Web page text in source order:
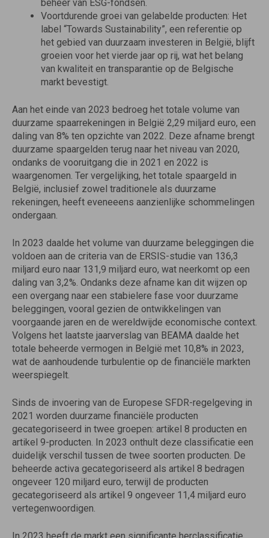
beheer van ESG-fondsen.
Voortdurende groei van gelabelde producten: Het
label “Towards Sustainability”, een referentie op
het gebied van duurzaam investeren in België, blijft
groeien voor het vierde jaar op rij, wat het belang
van kwaliteit en transparantie op de Belgische
markt bevestigt.
Aan het einde van 2023 bedroeg het totale volume van
duurzame spaarrekeningen in België 2,29 miljard euro, een
daling van 8% ten opzichte van 2022. Deze afname brengt
duurzame spaargelden terug naar het niveau van 2020,
ondanks de vooruitgang die in 2021 en 2022 is
waargenomen. Ter vergelijking, het totale spaargeld in
België, inclusief zowel traditionele als duurzame
rekeningen, heeft eveneeens aanzienlijke schommelingen
ondergaan.
In 2023 daalde het volume van duurzame beleggingen die
voldoen aan de criteria van de ERSIS-studie van 136,3
miljard euro naar 131,9 miljard euro, wat neerkomt op een
daling van 3,2%. Ondanks deze afname kan dit wijzen op
een overgang naar een stabielere fase voor duurzame
beleggingen, vooral gezien de ontwikkelingen van
voorgaande jaren en de wereldwijde economische context.
Volgens het laatste jaarverslag van BEAMA daalde het
totale beheerde vermogen in België met 10,8% in 2023,
wat de aanhoudende turbulentie op de financiële markten
weerspiegelt.
Sinds de invoering van de Europese SFDR-regelgeving in
2021 worden duurzame financiële producten
gecategoriseerd in twee groepen: artikel 8 producten en
artikel 9-producten. In 2023 onthult deze classificatie een
duidelijk verschil tussen de twee soorten producten. De
beheerde activa gecategoriseerd als artikel 8 bedragen
ongeveer 120 miljard euro, terwijl de producten
gecategoriseerd als artikel 9 ongeveer 11,4 miljard euro
vertegenwoordigen.